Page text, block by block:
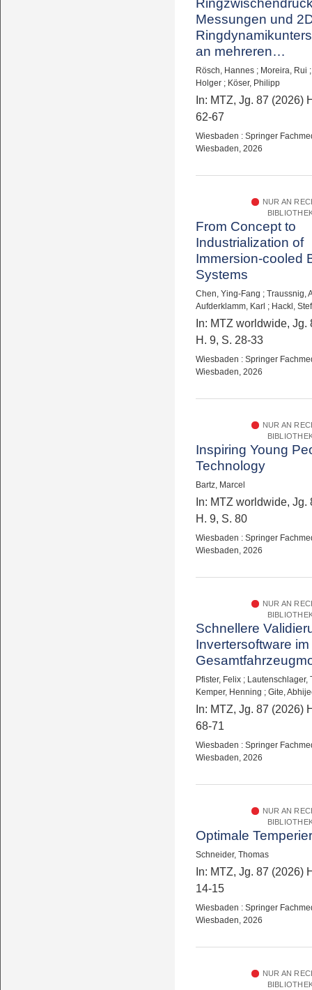
Messungen und
an mehreren
Motorplattformen
Rösch, Hannes ; Moreira, Rui
Holger ; Köser, Philipp
In: MTZ, Jg. 87 (2026)
62-67
Wiesbaden : Springer
Wiesbaden, 2026
NUR AN
From Concept to
Industrialization of
Immersion-cooled
Systems
Chen, Ying-Fang ; Traussnig,
Aufderklamm, Karl ; Hackl,
In: MTZ worldwide, Jg.
H. 9, S. 28-33
Wiesbaden : Springer
Wiesbaden, 2026
NUR AN
Inspiring Young
Technology
Bartz, Marcel
In: MTZ worldwide, Jg.
H. 9, S. 80
Wiesbaden : Springer
Wiesbaden, 2026
NUR AN
Schnellere
Invertersoftware im
Pfister, Felix ; Lautenschlager,
Kemper, Henning ; Gite,
In: MTZ, Jg. 87 (2026)
68-71
Wiesbaden : Springer
Wiesbaden, 2026
NUR AN
Optimale
Schneider, Thomas
In: MTZ, Jg. 87 (2026)
14-15
Wiesbaden : Springer
Wiesbaden, 2026
NUR AN